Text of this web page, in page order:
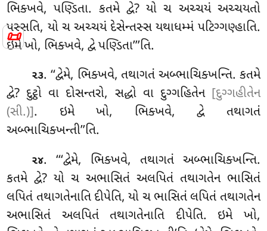
📜
ભિક્ખવે, પણ્ડિતા. કતમે દ્વે? યો ચ અચ્ચયં અચ્ચયતો
પસ્સતિ, યો ચ અચ્ચયં દેસેન્તસ્સ યથાધમ્મં પટિગ્ગણ્હાતિ.
ઇમે ખો, ભિક્ખવે, દ્વે પણ્ડિતા’’’તિ.
૨૩. ‘‘દ્વેમે, ભિક્ખવે, તથાગતં અબ્ભાચિક્ખન્તિ. કતમે
દ્વે? દુટ્ઠો વા દોસન્તરો, સદ્ધો વા દુગ્ગહિતેન [દુગ્ગહીતેન
(સી.)]. ઇમે ખો, ભિક્ખવે, દ્વે તથાગતં
અબ્ભાચિક્ખન્તી’’તિ.
૨૪. ‘‘‘દ્વેમે, ભિક્ખવે, તથાગતં અબ્ભાચિક્ખન્તિ.
કતમે દ્વે? યોચ અભાસિતં અલપિતં તથાગતેન ભાસિતં
લપિતં તથાગતેનાતિ દીપેતિ, યો ચ ભાસિતં લપિતં તથાગતેન
અભાસિતં અલપિતં તથાગતેનાતિ દીપેતિ. ઇમે ખો,